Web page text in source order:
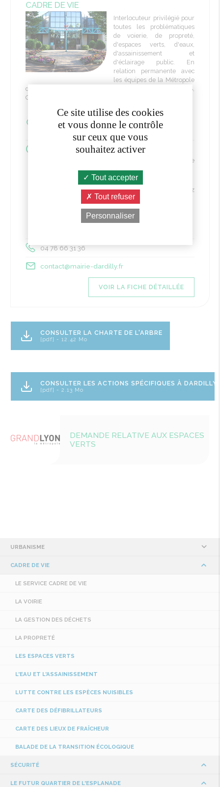
CADRE DE VIE
Interlocuteur privilégié pour
toutes les problématiques
de voierie, de propreté,
d'espaces verts, d'eaux,
d'assainissement et
d'éclairage public. En
relation permanente avec
les équipes de la Métropole
de Lyon et les partenaires privés ou publics (ENEDIS,
Orange France, GRDF, ...).
1 place Bayère
Adjoint à l'environnement : Sébastien Fortuné
Conseiller délégué à l'agriculture et au plan nature
intercommunal : Théophile Marchais
Directrice du service : Cécile VIGOUROUX
En cas d'anomalies sur l'espace public, n'hésitez
pas à faire les signalements :
- par téléphone
04 78 66 31 36
contact@mairie-dardilly.fr
VOIR LA FICHE DÉTAILLÉE
CONSULTER LA CHARTE DE L'ARBRE
[pdf] - 12.42 Mo
CONSULTER LES ACTIONS SPÉCIFIQUES À DARDILLY
[pdf] - 2.13 Mo
DEMANDE RELATIVE AUX ESPACES
VERTS
URBANISME
CADRE DE VIE
LE SERVICE CADRE DE VIE
LA VOIRIE
LA GESTION DES DÉCHETS
LA PROPRETÉ
LES ESPACES VERTS
L'EAU ET L'ASSAINISSEMENT
LUTTE CONTRE LES ESPÈCES NUISIBLES
CARTE DES DÉFIBRILLATEURS
CARTE DES LIEUX DE FRAÎCHEUR
BALADE DE LA TRANSITION ÉCOLOGIQUE
SÉCURITÉ
LE FUTUR QUARTIER DE L'ESPLANADE
Ce site utilise des cookies
et vous donne le contrôle
sur ceux que vous
souhaitez activer
Tout accepter
Tout refuser
Personnaliser